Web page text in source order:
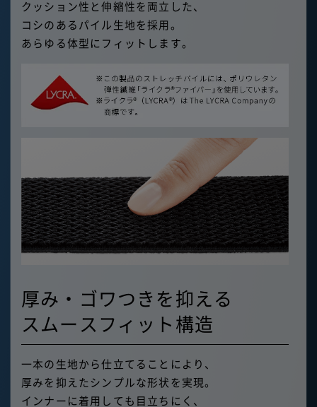
クッション性と伸縮性を両立した、
コシのあるパイル生地を採用。
あらゆる体型にフィットします。
厚み・ゴワつきを抑える
スムースフィット構造
一本の生地から仕立てることにより、
厚みを抑えたシンプルな形状を実現。
インナーに着用しても目立ちにく、